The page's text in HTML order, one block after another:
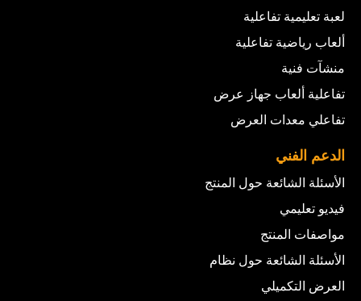
لعبة تعليمية تفاعلية
ألعاب رياضية تفاعلية
منشآت فنية
تفاعلية ألعاب جهاز عرض
تفاعلي معدات العرض
الدعم الفني
الأسئلة الشائعة حول المنتج
فيديو تعليمي
مواصفات المنتج
الأسئلة الشائعة حول نظام
العرض التكميلي